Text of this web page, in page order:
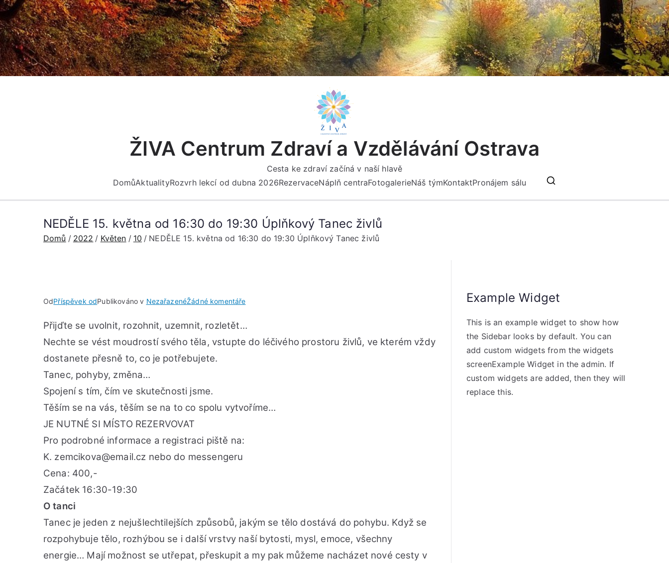
Přeskočit
na
obsah
ŽIVA Centrum Zdraví a Vzdělávání Ostrava
Cesta ke zdraví začíná v naší hlavě
DomůAktualityRozvrh lekcí od dubna 2026RezervaceNáplň centraFotogalerieNáš týmKontaktPronájem sálu
NEDĚLE 15. května od 16:30 do 19:30 Úplňkový Tanec živlů
Domů 2022 Květen 10 NEDĚLE 15. května od 16:30 do 19:30 Úplňkový Tanec živlů
OdPříspěvek odPublikováno v NezařazenéŽádné komentářeu
15.
května
Tanec
Přijďte se uvolnit, rozohnit, uzemnit, rozletět…
Nechte se vést moudrostí svého těla, vstupte do léčivého prostoru živlů, ve kterém vždy
dostanete přesně to, co je potřebujete.
Tanec, pohyby, změna…
Spojení s tím, čím ve skutečnosti jsme.
Těším se na vás, těším se na to co spolu vytvoříme…
JE NUTNÉ SI MÍSTO REZERVOVAT
Pro podrobné informace a registraci piště na:
K. zemcikova@email.cz nebo do messengeru
Cena: 400,-
Začátek 16:30-19:30
O tanci
Tanec je jeden z nejušlechtilejších způsobů, jakým se tělo dostává do pohybu. Když se
rozpohybuje tělo, rozhýbou se i další vrstvy naší bytosti, mysl, emoce, všechny
energie… Mají možnost se utřepat, přeskupit a my pak můžeme nacházet nové cesty v
Example Widget
This is an example widget to show how
the Sidebar looks by default. You can
add custom widgets from the widgets
screenExample Widget in the admin. If
custom widgets are added, then they will
replace this.